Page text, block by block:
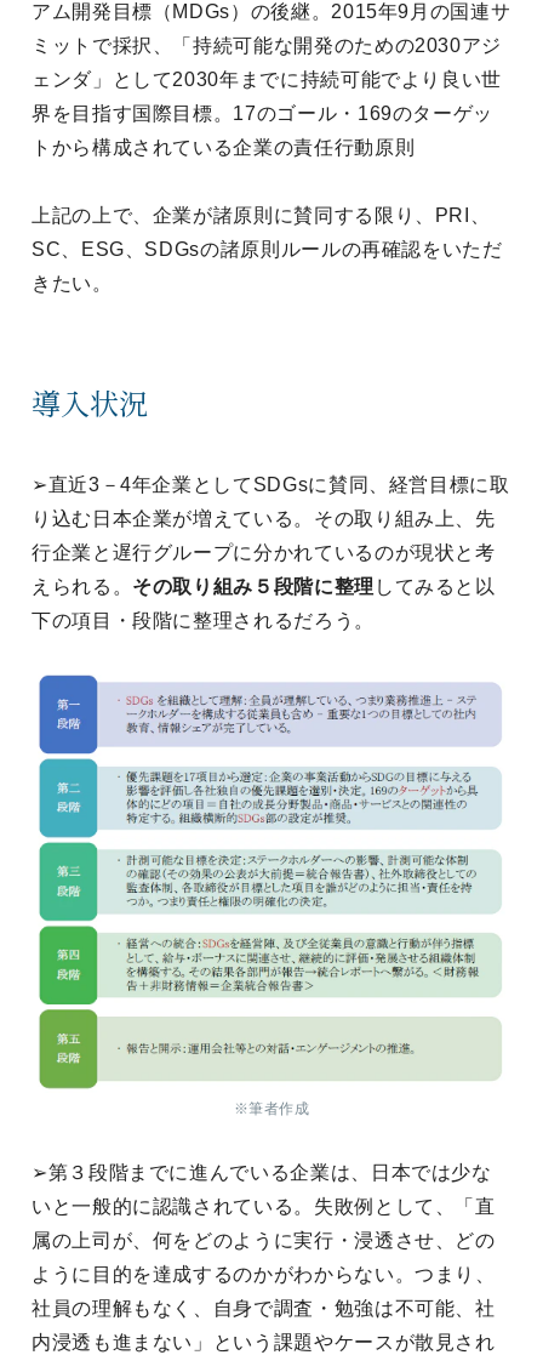
アム開発目標（MDGs）の後継。2015年9月の国連サ
ミットで採択、「持続可能な開発のための2030アジ
ェンダ」として2030年までに持続可能でより良い世
界を目指す国際目標。17のゴール・169のターゲッ
トから構成されている企業の責任行動原則
上記の上で、企業が諸原則に賛同する限り、PRI、
SC、ESG、SDGsの諸原則ルールの再確認をいただ
きたい。
導入状況
➢直近3－4年企業としてSDGsに賛同、経営目標に取
り込む日本企業が増えている。その取り組み上、先
行企業と遅行グループに分かれているのが現状と考
えられる。 その取り組み５段階に整理 してみると以
下の項目・段階に整理されるだろう。
※筆者作成
➢第３段階までに進んでいる企業は、日本では少な
いと一般的に認識されている。失敗例として、「直
属の上司が、何をどのように実行・浸透させ、どの
ように目的を達成するのかがわからない。つまり、
社員の理解もなく、自身で調査・勉強は不可能、社
内浸透も進まない」という課題やケースが散見され